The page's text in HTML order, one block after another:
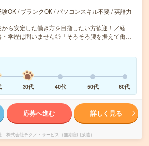
OK / ブランクOK / パソコンスキル不要 / 英語力
から安定した働き方を目指したい方歓迎！／経
・学歴は問いません◎「そろそろ腰を据えて働…
30代 40代 50代 60代
応募へ進む 詳しく見る
株式会社テクノ・サービス（無期雇用派遣）